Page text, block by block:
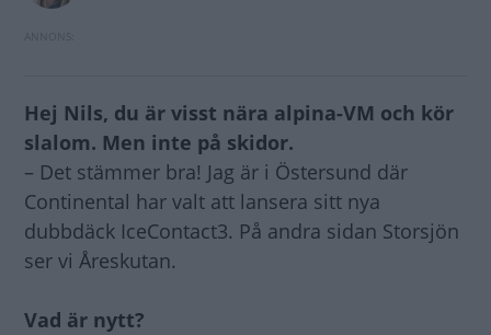
Hej Nils, du är visst nära alpina-VM och kör
slalom. Men inte på skidor.
– Det stämmer bra! Jag är i Östersund där
Continental har valt att lansera sitt nya
dubbdäck IceContact3. På andra sidan Storsjön
ser vi Åreskutan.
Vad är nytt?